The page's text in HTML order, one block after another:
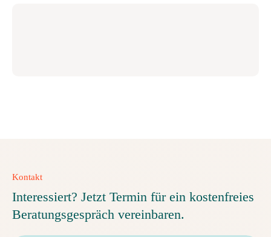
Kontakt
Interessiert? Jetzt Termin für ein kostenfreies
Beratungsgespräch vereinbaren.